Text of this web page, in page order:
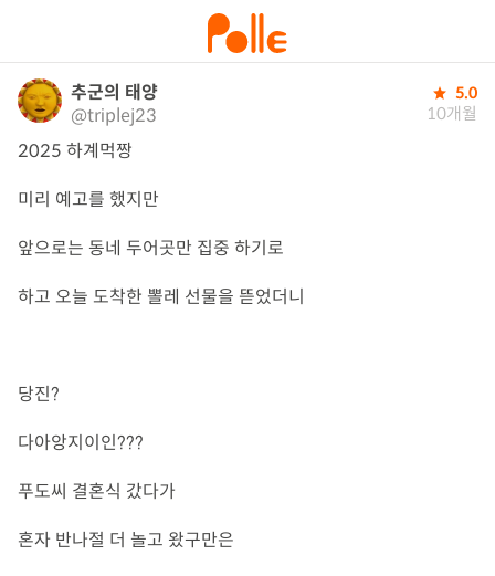
추군의 태양
@triplej23
5.0
10개월
2025 하계먹짱
미리 예고를 했지만
앞으로는 동네 두어곳만 집중 하기로
하고 오늘 도착한 뽈레 선물을 뜯었더니
당진?
다아앙지이인???
푸도씨 결혼식 갔다가
혼자 반나절 더 놀고 왔구만은